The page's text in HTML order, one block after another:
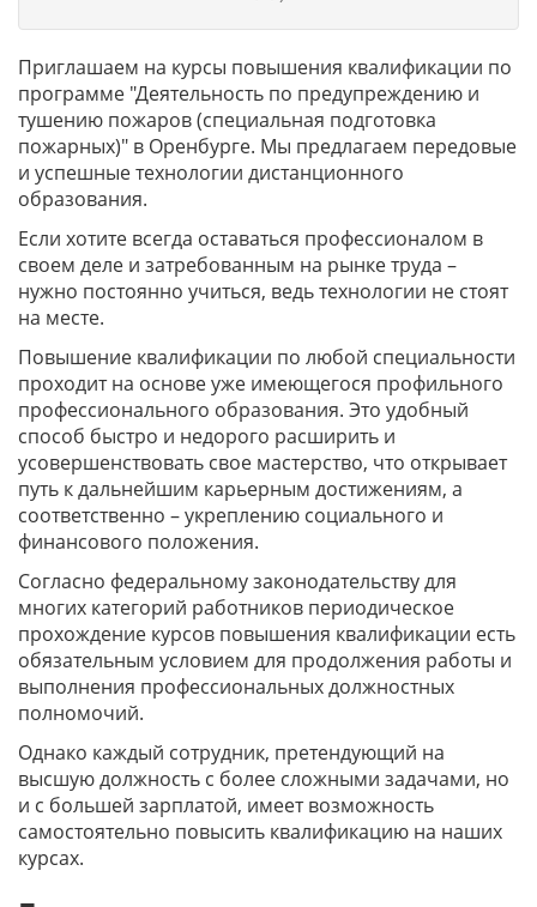
Приглашаем на курсы повышения квалификации по
программе "Деятельность по предупреждению и
тушению пожаров (специальная подготовка
пожарных)" в Оренбурге. Мы предлагаем передовые
и успешные технологии дистанционного
образования.
Если хотите всегда оставаться профессионалом в
своем деле и затребованным на рынке труда –
нужно постоянно учиться, ведь технологии не стоят
на месте.
Повышение квалификации по любой специальности
проходит на основе уже имеющегося профильного
профессионального образования. Это удобный
способ быстро и недорого расширить и
усовершенствовать свое мастерство, что открывает
путь к дальнейшим карьерным достижениям, а
соответственно – укреплению социального и
финансового положения.
Согласно федеральному законодательству для
многих категорий работников периодическое
прохождение курсов повышения квалификации есть
обязательным условием для продолжения работы и
выполнения профессиональных должностных
полномочий.
Однако каждый сотрудник, претендующий на
высшую должность с более сложными задачами, но
и с большей зарплатой, имеет возможность
самостоятельно повысить квалификацию на наших
курсах.